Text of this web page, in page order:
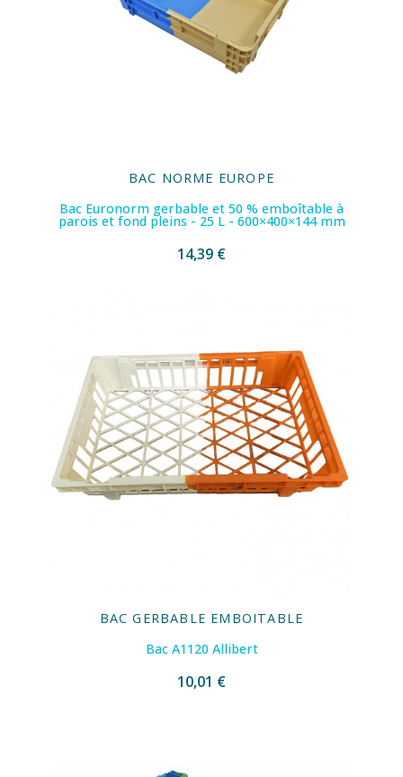
BAC NORME EUROPE
Bac Euronorm gerbable et 50 % emboîtable à
parois et fond pleins - 25 L - 600×400×144 mm
14,39 €
BAC GERBABLE EMBOITABLE
Bac A1120 Allibert
10,01 €